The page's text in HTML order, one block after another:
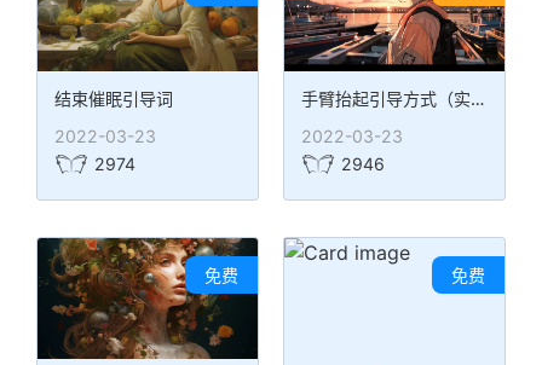
结束催眠引导词
2022-03-23
2974
手臂抬起引导方式（实用经典）
2022-03-23
2946
免费 免费